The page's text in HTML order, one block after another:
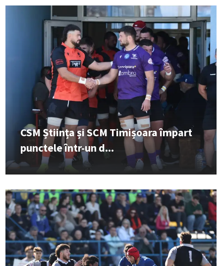
CSM Știința și SCM Timișoara împart
punctele într-un d...